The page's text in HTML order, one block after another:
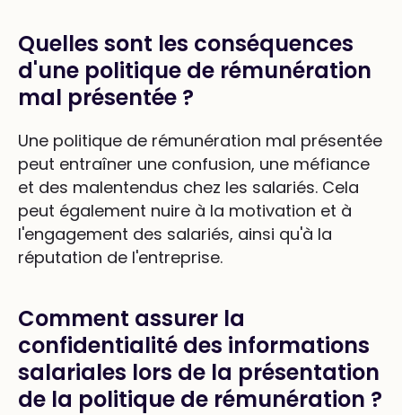
Quelles sont les conséquences
d'une politique de rémunération
mal présentée ?
Une politique de rémunération mal présentée
peut entraîner une confusion, une méfiance
et des malentendus chez les salariés. Cela
peut également nuire à la motivation et à
l'engagement des salariés, ainsi qu'à la
réputation de l'entreprise.
Comment assurer la
confidentialité des informations
salariales lors de la présentation
de la politique de rémunération ?